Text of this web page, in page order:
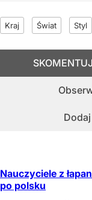
Kraj Świat Styl
SKOMENTUJ
Nauczyciele z
po polsku